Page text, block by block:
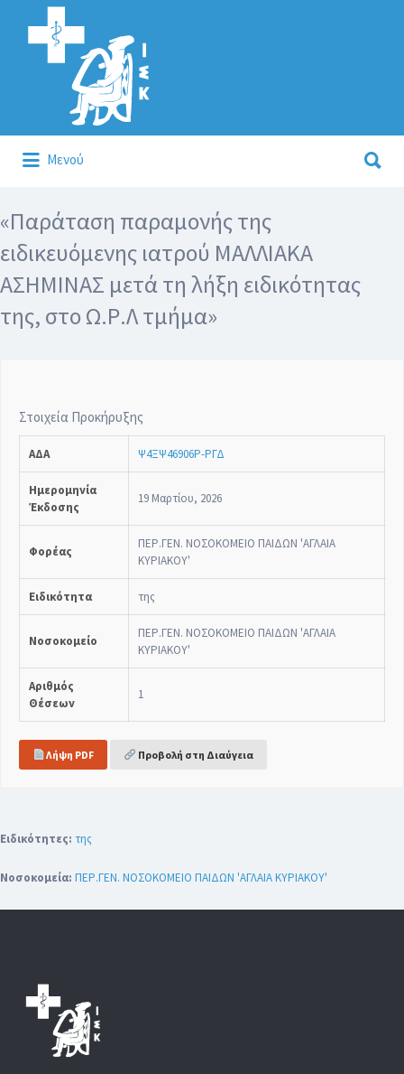
Αναζήτηση
για:
Μενού
για:
«Παράταση παραμονής της
ειδικευόμενης ιατρού ΜΑΛΛΙΑΚΑ
ΑΣΗΜΙΝΑΣ μετά τη λήξη ειδικότητας
της, στο Ω.Ρ.Λ τμήμα»
Στοιχεία Προκήρυξης
ΑΔΑ Ψ4ΞΨ46906Ρ-ΡΓΔ
Ημερομηνία
Έκδοσης
19 Μαρτίου, 2026
Φορέας
ΠΕΡ.ΓΕΝ. ΝΟΣΟΚΟΜΕΙΟ ΠΑΙΔΩΝ 'ΑΓΛΑΙΑ
ΚΥΡΙΑΚΟΥ'
Ειδικότητα της
Νοσοκομείο
ΠΕΡ.ΓΕΝ. ΝΟΣΟΚΟΜΕΙΟ ΠΑΙΔΩΝ 'ΑΓΛΑΙΑ
ΚΥΡΙΑΚΟΥ'
Αριθμός
Θέσεων
1
Λήψη PDF Προβολή στη Διαύγεια
Ειδικότητες: της
Νοσοκομεία: ΠΕΡ.ΓΕΝ. ΝΟΣΟΚΟΜΕΙΟ ΠΑΙΔΩΝ 'ΑΓΛΑΙΑ ΚΥΡΙΑΚΟΥ'